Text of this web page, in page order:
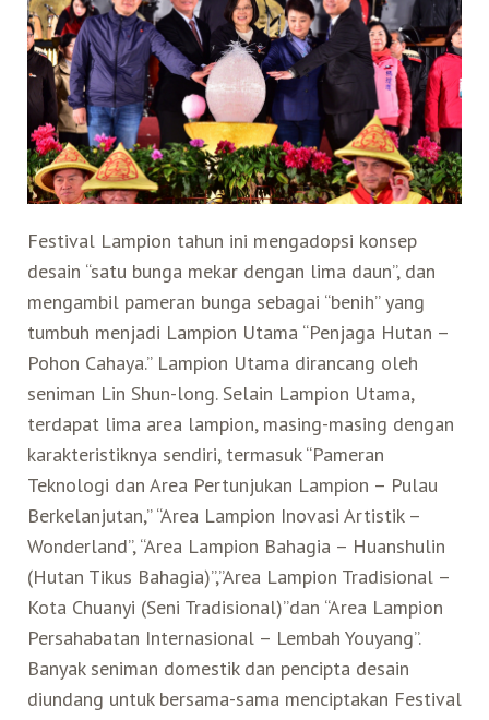
Festival Lampion tahun ini mengadopsi konsep
desain “satu bunga mekar dengan lima daun”, dan
mengambil pameran bunga sebagai “benih” yang
tumbuh menjadi Lampion Utama “Penjaga Hutan –
Pohon Cahaya.” Lampion Utama dirancang oleh
seniman Lin Shun-long. Selain Lampion Utama,
terdapat lima area lampion, masing-masing dengan
karakteristiknya sendiri, termasuk “Pameran
Teknologi dan Area Pertunjukan Lampion – Pulau
Berkelanjutan,” “Area Lampion Inovasi Artistik –
Wonderland”, “Area Lampion Bahagia – Huanshulin
(Hutan Tikus Bahagia)”,”Area Lampion Tradisional –
Kota Chuanyi (Seni Tradisional)”dan “Area Lampion
Persahabatan Internasional – Lembah Youyang”.
Banyak seniman domestik dan pencipta desain
diundang untuk bersama-sama menciptakan Festival